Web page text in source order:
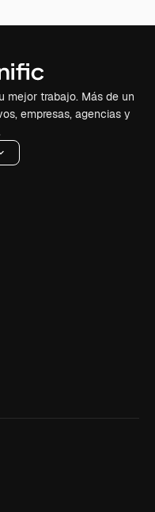
mejor trabajo. Más de un
empresas, agencias y